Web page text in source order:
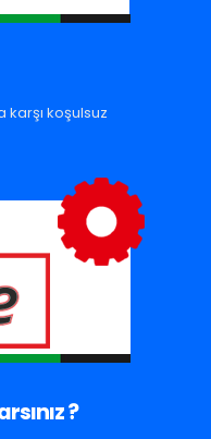
karşı koşulsuz
?